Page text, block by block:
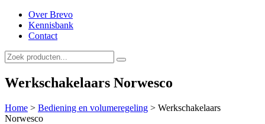
Over Brevo
Kennisbank
Contact
Werkschakelaars Norwesco
Home > Bediening en volumeregeling > Werkschakelaars
Norwesco